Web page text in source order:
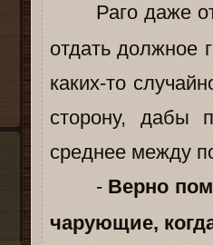
Раго даже
отдать должное
каких-то
сторону, дабы
среднее между
- Верно
чарующие,